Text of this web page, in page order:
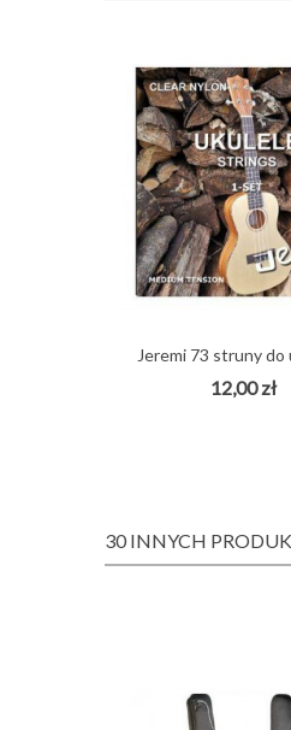
Jeremi 73 struny do
12,00 zł
30 INNYCH